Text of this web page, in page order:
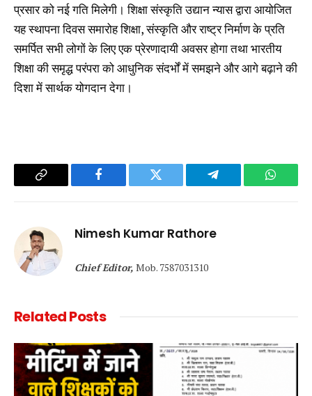
प्रसार को नई गति मिलेगी। शिक्षा संस्कृति उद्यान न्यास द्वारा आयोजित
यह स्थापना दिवस समारोह शिक्षा, संस्कृति और राष्ट्र निर्माण के प्रति
समर्पित सभी लोगों के लिए एक प्रेरणादायी अवसर होगा तथा भारतीय
शिक्षा की समृद्ध परंपरा को आधुनिक संदर्भों में समझने और आगे बढ़ाने की
दिशा में सार्थक योगदान देगा।
Copy
Facebook Twitter Telegram
Nimesh Kumar Rathore
Chief Editor, Mob. 7587031310
RelatedPosts